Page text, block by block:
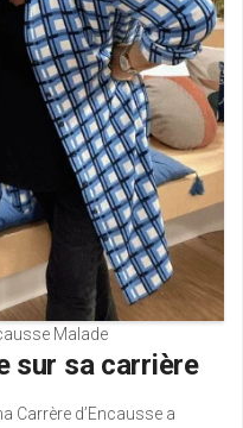
Malade
sur sa carrière
Carrère d’Encausse a